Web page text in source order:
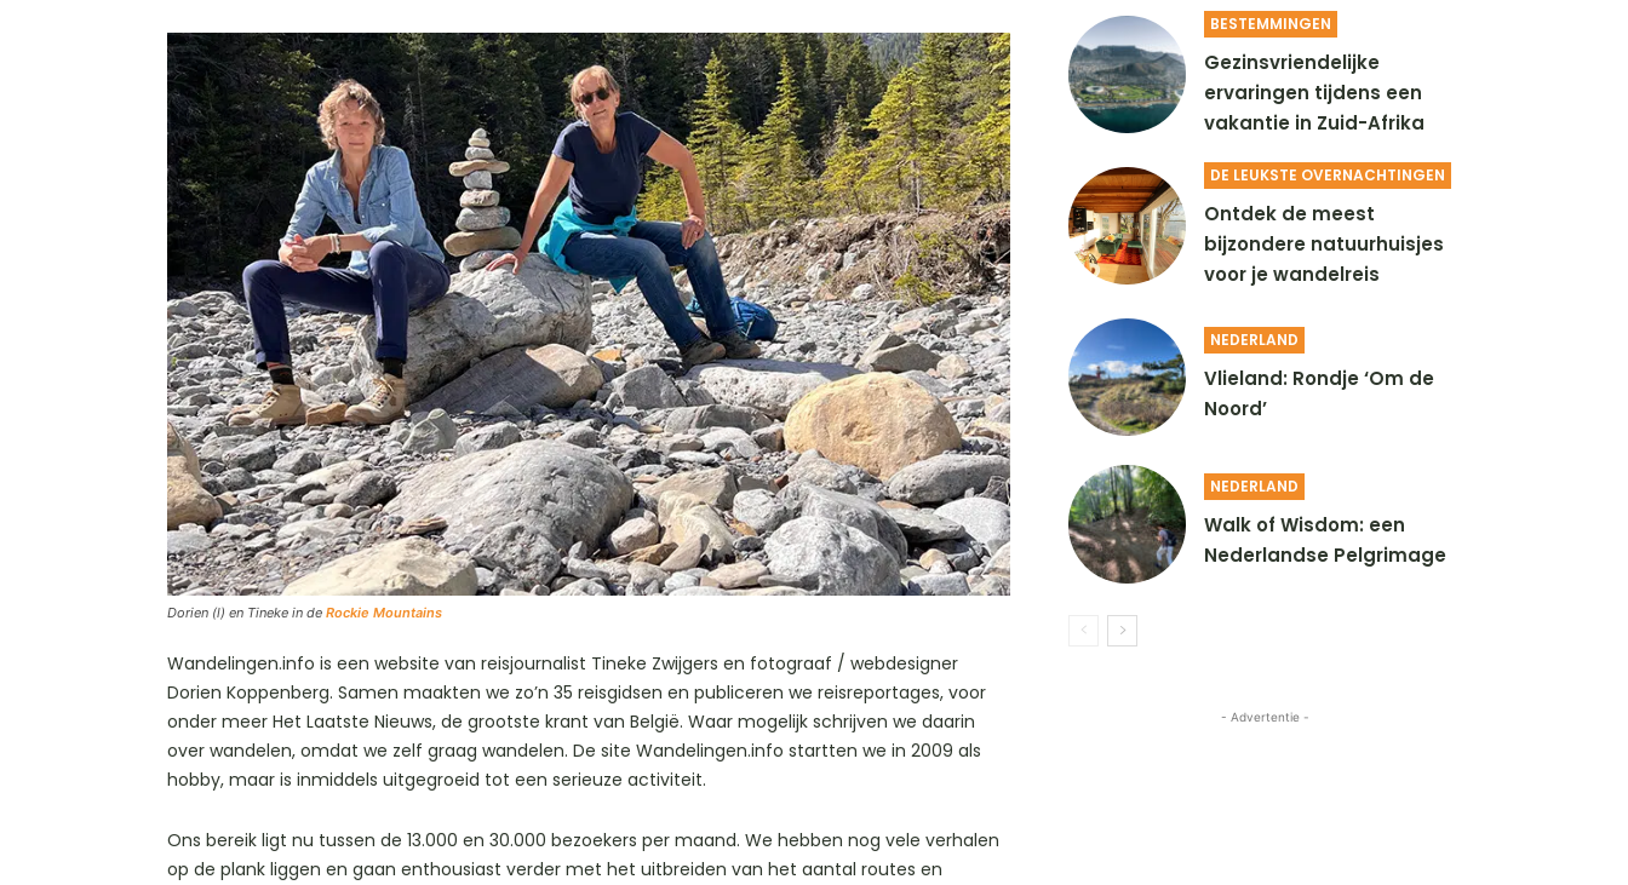
Dorien (l) en Tineke in de Rockie Mountains
Wandelingen.info is een website van reisjournalist Tineke Zwijgers en fotograaf / webdesigner
Dorien Koppenberg. Samen maakten we zo’n 35 reisgidsen en publiceren we reisreportages, voor
onder meer Het Laatste Nieuws, de grootste krant van België. Waar mogelijk schrijven we daarin
over wandelen, omdat we zelf graag wandelen. De site Wandelingen.info startten we in 2009 als
hobby, maar is inmiddels uitgegroeid tot een serieuze activiteit.
Ons bereik ligt nu tussen de 13.000 en 30.000 bezoekers per maand. We hebben nog vele verhalen
op de plank liggen en gaan enthousiast verder met het uitbreiden van het aantal routes en
BESTEMMINGEN
Gezinsvriendelijke
ervaringen tijdens een
vakantie in Zuid-Afrika
DE LEUKSTE OVERNACHTINGEN
Ontdek de meest
bijzondere natuurhuisjes
voor je wandelreis
NEDERLAND
Vlieland: Rondje ‘Om de
Noord’
NEDERLAND
Walk of Wisdom: een
Nederlandse Pelgrimage
- Advertentie -